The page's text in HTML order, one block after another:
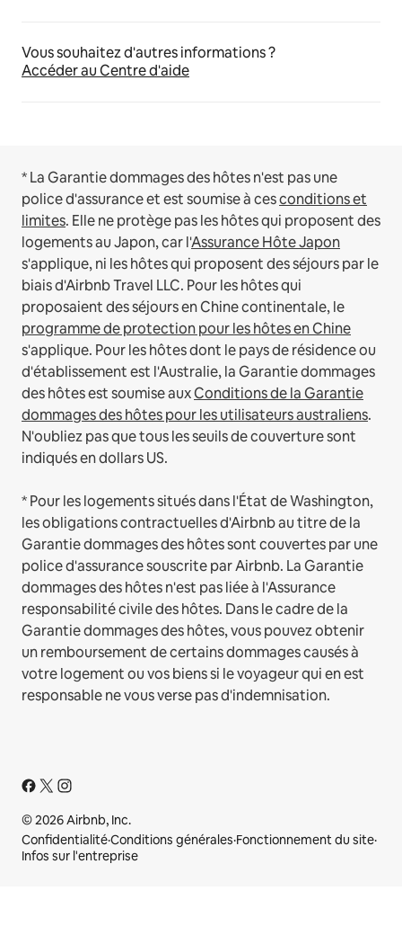
Vous souhaitez d'autres informations ?
Accéder au Centre d'aide
* La Garantie dommages des hôtes n'est pas une
police d'assurance et est soumise à cesconditions et
limites. Elle ne protège pas les hôtes qui proposent des
logements au Japon, car l'Assurance Hôte Japon
s'applique, ni les hôtes qui proposent des séjours par le
biais d'Airbnb Travel LLC. Pour les hôtes qui
proposaient des séjours en Chine continentale, le
programme de protection pour les hôtes en Chine
s'applique. Pour les hôtes dont le pays de résidence ou
d'établissement est l'Australie, la Garantie dommages
des hôtes est soumise auxConditions de la Garantie
dommages des hôtes pour les utilisateurs australiens.
N'oubliez pas que tous les seuils de couverture sont
indiqués en dollars US.
* Pour les logements situés dans l'État de Washington,
les obligations contractuelles d'Airbnb au titre de la
Garantie dommages des hôtes sont couvertes par une
police d'assurance souscrite par Airbnb. La Garantie
dommages des hôtes n'est pas liée à l'Assurance
responsabilité civile des hôtes. Dans le cadre de la
Garantie dommages des hôtes, vous pouvez obtenir
un remboursement de certains dommages causés à
votre logement ou vos biens si le voyageur qui en est
responsable ne vous verse pas d'indemnisation.
© 2026 Airbnb, Inc.
Confidentialité·Conditions générales·Fonctionnement du site·
Infos sur l'entreprise